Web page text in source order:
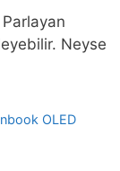
Neyse
OLED